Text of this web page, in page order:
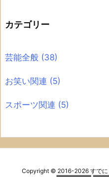
カテゴリー
芸能全般 (38)
お笑い関連 (5)
スポーツ関連 (5)
Copyright © 2016-2026 すでに